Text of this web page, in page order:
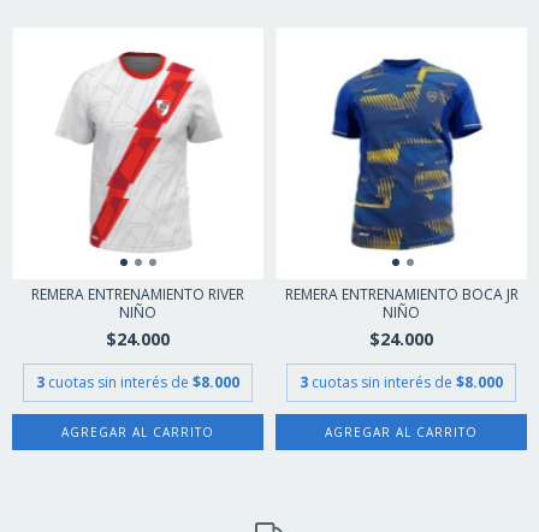
REMERA ENTRENAMIENTO RIVER
NIÑO
$24.000
3 cuotas sin interés de $8.000
AGREGAR AL CARRITO
REMERA ENTRENAMIENTO BOCA JR
NIÑO
$24.000
3 cuotas sin interés de $8.000
AGREGAR AL CARRITO